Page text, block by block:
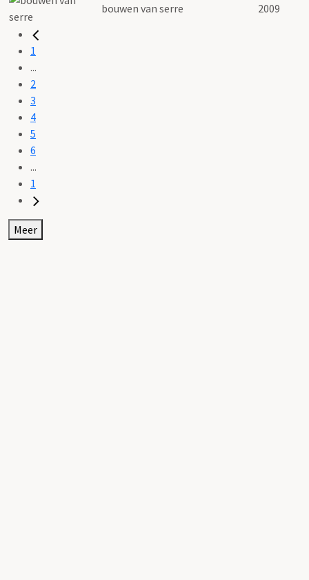
bouwen van serre 2009
1
...
2
3
4
5
6
...
1
Meer